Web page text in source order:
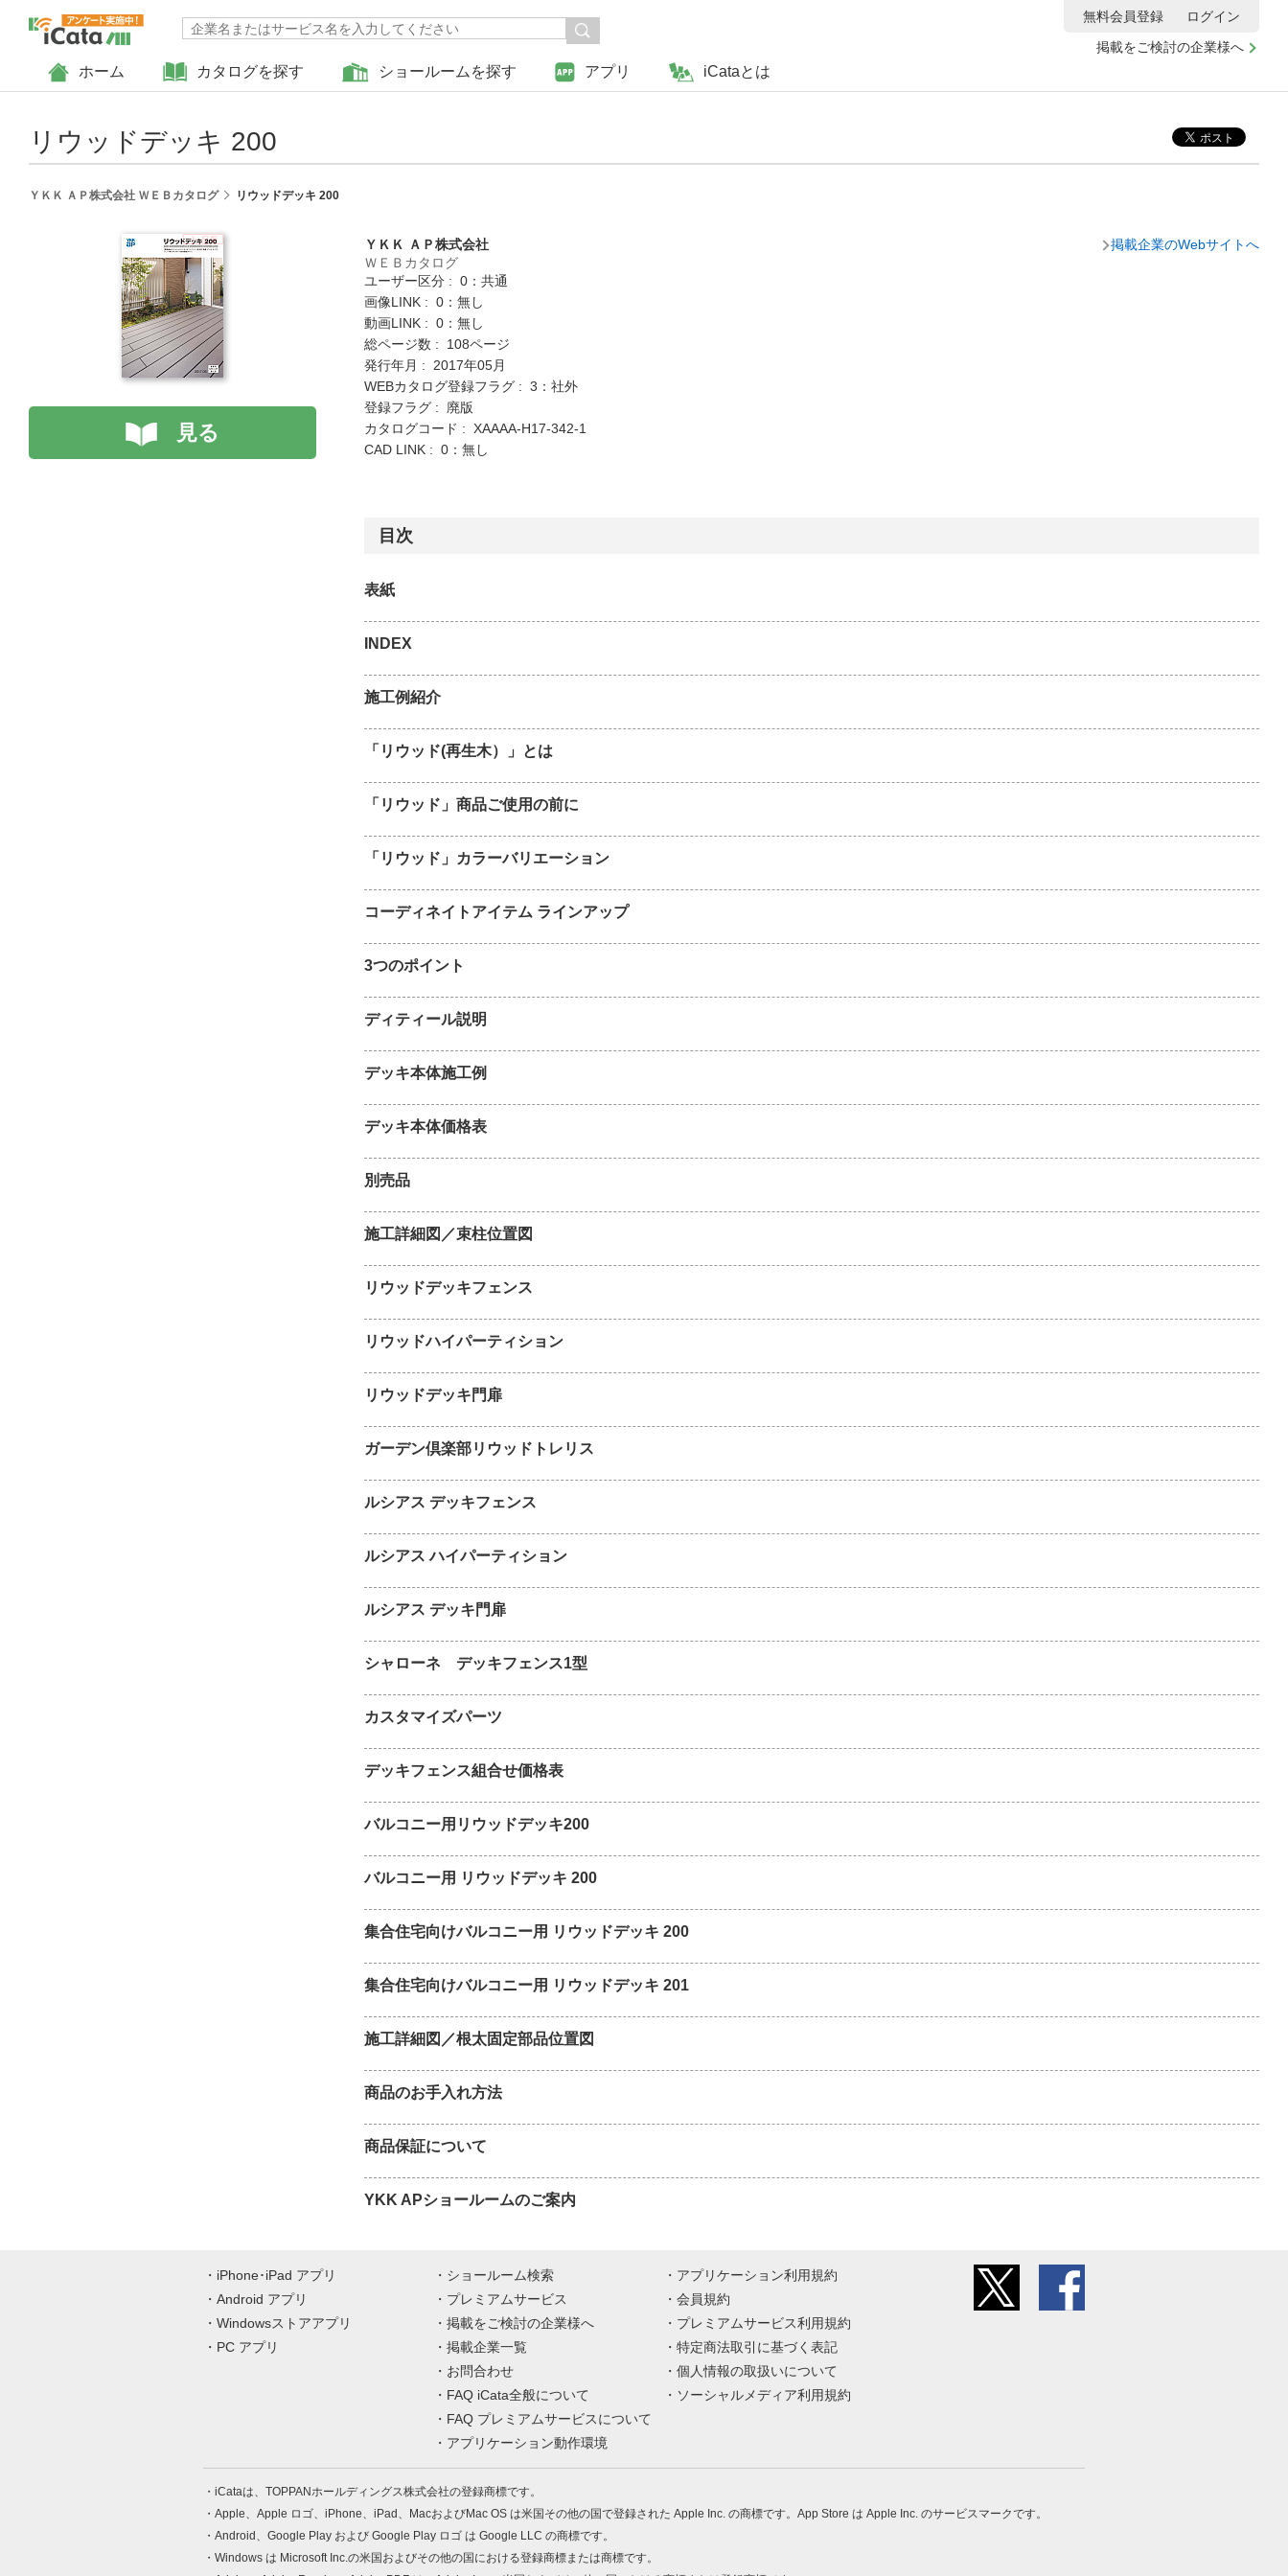
ホーム カタログを探す ショールームを探す アプリ iCataとは
掲載をご検討の企業様へ
無料会員登録 ログイン
リウッドデッキ 200
ＹＫＫ ＡＰ株式会社 ＷＥＢカタログ リウッドデッキ 200
見る
ＹＫＫ ＡＰ株式会社
ＷＥＢカタログ
ユーザー区分 : 0：共通
画像LINK : 0：無し
動画LINK : 0：無し
総ページ数 : 108ページ
発行年月 : 2017年05月
WEBカタログ登録フラグ : 3：社外
登録フラグ : 廃版
カタログコード : XAAAA-H17-342-1
CAD LINK : 0：無し
掲載企業のWebサイトへ
目次
表紙
INDEX
施工例紹介
「リウッド(再生木）」とは
「リウッド」商品ご使用の前に
「リウッド」カラーバリエーション
コーディネイトアイテム ラインアップ
3つのポイント
ディティール説明
デッキ本体施工例
デッキ本体価格表
別売品
施工詳細図／束柱位置図
リウッドデッキフェンス
リウッドハイパーティション
リウッドデッキ門扉
ガーデン倶楽部リウッドトレリス
ルシアス デッキフェンス
ルシアス ハイパーティション
ルシアス デッキ門扉
シャローネ デッキフェンス1型
カスタマイズパーツ
デッキフェンス組合せ価格表
バルコニー用リウッドデッキ200
バルコニー用 リウッドデッキ 200
集合住宅向けバルコニー用 リウッドデッキ 200
集合住宅向けバルコニー用 リウッドデッキ 201
施工詳細図／根太固定部品位置図
商品のお手入れ方法
商品保証について
YKK APショールームのご案内
iPhone･iPad アプリ
Android アプリ
Windowsストアアプリ
PC アプリ
ショールーム検索
プレミアムサービス
掲載をご検討の企業様へ
掲載企業一覧
お問合わせ
FAQ iCata全般について
FAQ プレミアムサービスについて
アプリケーション動作環境
アプリケーション利用規約
会員規約
プレミアムサービス利用規約
特定商法取引に基づく表記
個人情報の取扱いについて
ソーシャルメディア利用規約
iCataは、TOPPANホールディングス株式会社の登録商標です。
Apple、Apple ロゴ、iPhone、iPad、MacおよびMac OS は米国その他の国で登録された Apple Inc. の商標です。App Store は Apple Inc. のサービスマークです。
Android、Google Play および Google Play ロゴ は Google LLC の商標です。
Windows は Microsoft Inc.の米国およびその他の国における登録商標または商標です。